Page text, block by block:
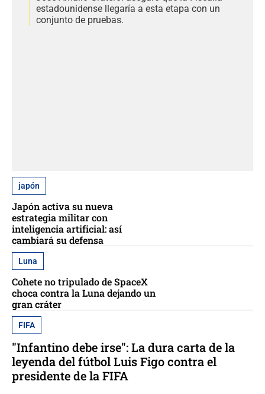
estadounidense llegaría a esta etapa con un
conjunto de pruebas.
japón
Japón activa su nueva
estrategia militar con
inteligencia artificial: así
cambiará su defensa
Luna
Cohete no tripulado de SpaceX
choca contra la Luna dejando un
gran cráter
FIFA
"Infantino debe irse": La dura carta de la
leyenda del fútbol Luis Figo contra el
presidente de la FIFA